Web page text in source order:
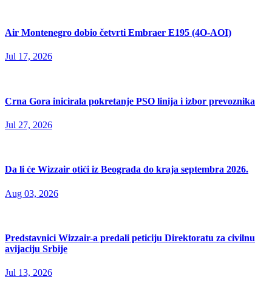
Air Montenegro dobio četvrti Embraer E195 (4O-AOI)
Jul 17, 2026
Crna Gora inicirala pokretanje PSO linija i izbor prevoznika
Jul 27, 2026
Da li će Wizzair otići iz Beograda do kraja septembra 2026.
Aug 03, 2026
Predstavnici Wizzair-a predali peticiju Direktoratu za civilnu
avijaciju Srbije
Jul 13, 2026